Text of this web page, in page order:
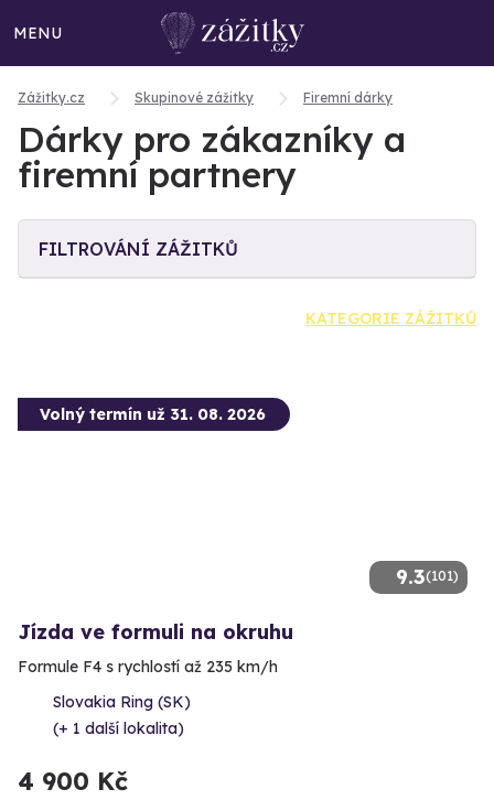
MENU
Zážitky.cz Skupinové zážitky Firemní dárky
Dárky pro zákazníky a
firemní partnery
FILTROVÁNÍ ZÁŽITKŮ
KATEGORIE ZÁŽITKŮ
9.3(101)
Volný termín už 31. 08. 2026
Jízda ve formuli na okruhu
Formule F4 s rychlostí až 235 km/h
Slovakia Ring (SK)
(+ 1 další lokalita)
4 900 Kč